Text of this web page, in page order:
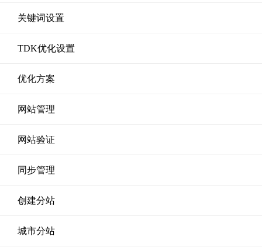
关键词设置
TDK优化设置
优化方案
网站管理
网站验证
同步管理
创建分站
城市分站